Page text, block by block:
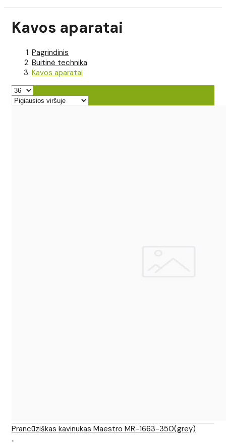
Kavos aparatai
Pagrindinis
Buitinė technika
Kavos aparatai
Prancūziškas kavinukas Maestro MR-1663-350(grey)
..